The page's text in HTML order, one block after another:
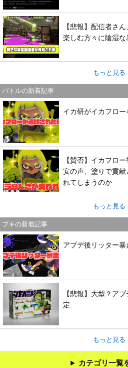
【悲報】配信者さ
楽しむ方々に陰湿
もっと見る
バトルの新着記事
イカ研がイカフロ
【賛否】イカフロ
安の声、塗りで貢献
れてしまうのか
もっと見る
ブキの新着記事
アプデ後リッター暴
【悲報】大型？ア
定
もっと見る
カテゴリ一覧